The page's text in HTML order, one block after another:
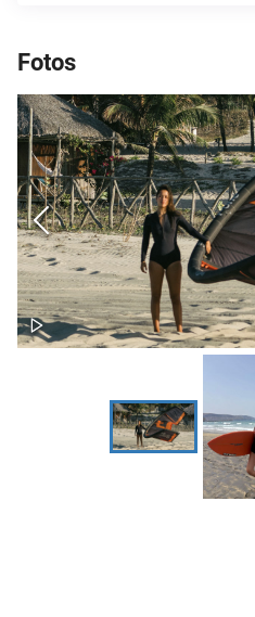
Fotos